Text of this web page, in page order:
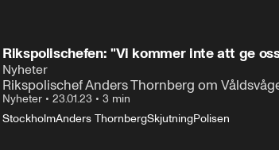
Rikspolischefen: "Vi kommer inte att ge
Nyheter
Rikspolischef Anders Thornberg om
Nyheter • 23.01.23 • 3 min
StockholmAnders ThornbergSkjutningPolisen